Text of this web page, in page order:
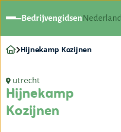
Bedrijvengidsen Nederland
Hijnekamp Kozijnen
utrecht
Hijnekamp
Kozijnen